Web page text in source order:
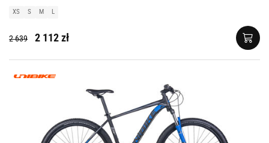
XS S M L
2 639 2 112 zł